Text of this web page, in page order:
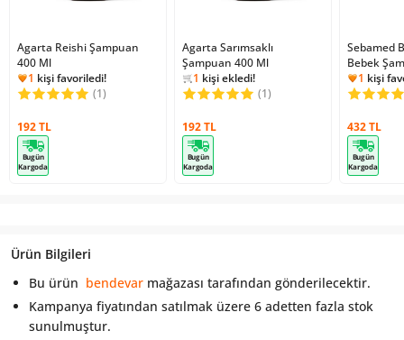
Agarta Reishi Şampuan
400 Ml
1 kişi favoriledi!
3640kişi inceledi!
1kişi favoriledi!
(1)
192 TL
Bugün
Kargoda
Agarta Sarımsaklı
Şampuan 400 Ml
689kişi inceledi!
1 kişi ekledi!
689kişi inceledi!
(1)
192 TL
Bugün
Kargoda
Sebamed
Bebek
1 kişi
2209kişi
1kişi
432 TL
Bugün
Kargoda
Ürün Bilgileri
Bu ürün bendevar mağazası tarafından gönderilecektir.
Kampanya fiyatından satılmak üzere 6 adetten fazla stok
sunulmuştur.